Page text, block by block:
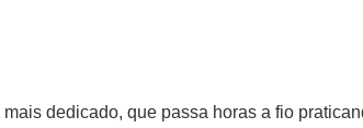
dedicado, que passa horas a fio